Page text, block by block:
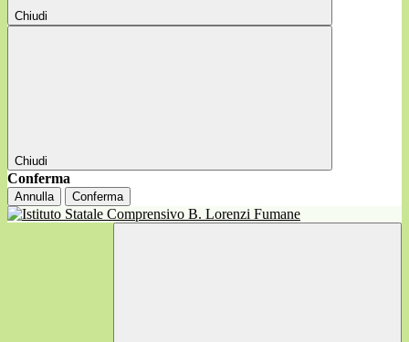
Chiudi
Chiudi
Conferma
Annulla Conferma